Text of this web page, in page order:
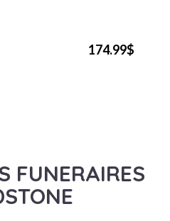
174.99$
FUNERAIRES